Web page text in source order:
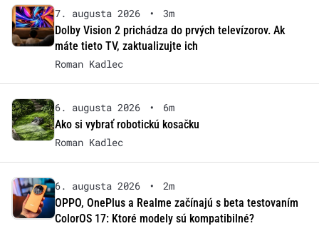
7. augusta 2026 •
3m
Dolby Vision 2 prichádza do prvých televízorov. Ak
máte tieto TV, zaktualizujte ich
Roman Kadlec
6. augusta 2026 •
6m
Ako si vybrať robotickú kosačku
Roman Kadlec
6. augusta 2026 •
2m
OPPO, OnePlus a Realme začínajú s beta testovaním
ColorOS 17: Ktoré modely sú kompatibilné?